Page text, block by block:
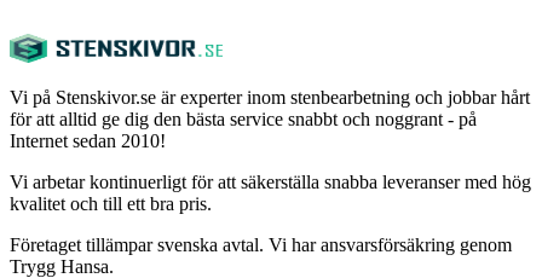
Vi på Stenskivor.se är experter inom stenbearbetning och jobbar hårt
för att alltid ge dig den bästa service snabbt och noggrant - på
Internet sedan 2010!
Vi arbetar kontinuerligt för att säkerställa snabba leveranser med hög
kvalitet och till ett bra pris.
Företaget tillämpar svenska avtal. Vi har ansvarsförsäkring genom
Trygg Hansa.